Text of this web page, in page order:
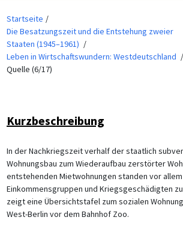
Startseite
Die Besatzungszeit und die Entstehung zweier
Staaten (1945–1961)
Leben in Wirtschaftswundern: Westdeutschland
Quelle (6/17)
Kurzbeschreibung
In der Nachkriegszeit verhalf der staatlich
Wohnungsbau zum Wiederaufbau zerstörter
entstehenden Mietwohnungen standen vor
Einkommensgruppen und Kriegsgeschädigten
zeigt eine Übersichtstafel zum sozialen
West-Berlin vor dem Bahnhof Zoo.